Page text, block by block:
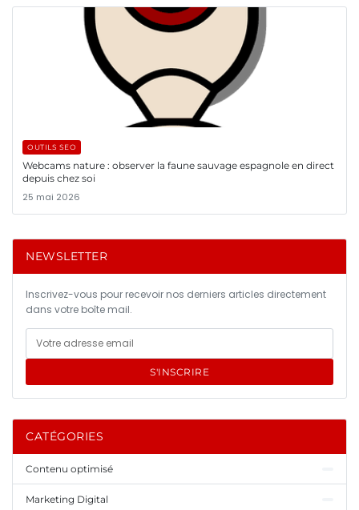
OUTILS SEO
Webcams nature : observer la faune sauvage espagnole en direct
depuis chez soi
25 mai 2026
NEWSLETTER
Inscrivez-vous pour recevoir nos derniers articles directement
dans votre boîte mail.
S'INSCRIRE
CATÉGORIES
Contenu optimisé
Marketing Digital